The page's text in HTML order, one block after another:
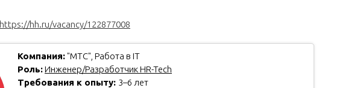
https://hh.ru/vacancy/122877008
Компания:"МТС", Работа в IT
Роль:Инженер/Разработчик HR-Tech
Требования к опыту: 3–6 лет